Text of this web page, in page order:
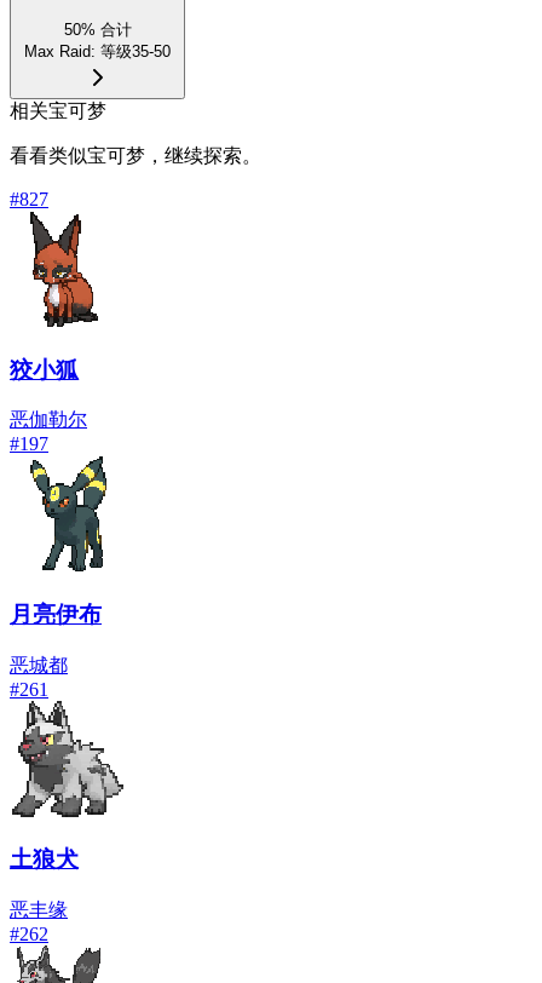
50% 合计
Max Raid: 等级35-50
相关宝可梦
看看类似宝可梦，继续探索。
#827
狡小狐
恶伽勒尔
#197
月亮伊布
恶城都
#261
土狼犬
恶丰缘
#262